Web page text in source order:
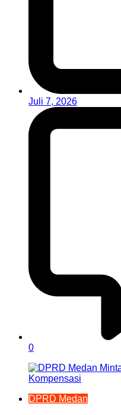
Juli 7, 2026
0
DPRD Medan